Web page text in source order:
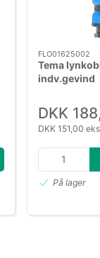
FLO01625002
Tema
indv.gevind
DKK
DKK 151,00
På lager